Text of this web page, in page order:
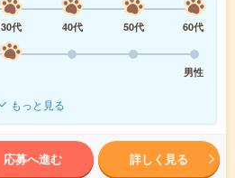
30代 40代 50代
60代
男性
もっと見る
応募へ進む 詳しく見る